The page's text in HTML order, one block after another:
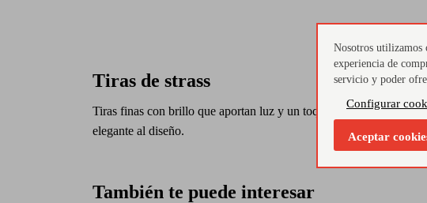
Tiras de strass
Tiras finas con brillo que aportan luz y un toque
elegante al diseño.
diarios
También te puede interesar
Nosotros utilizamos
experiencia de
servicio y poder
Configurar
Aceptar